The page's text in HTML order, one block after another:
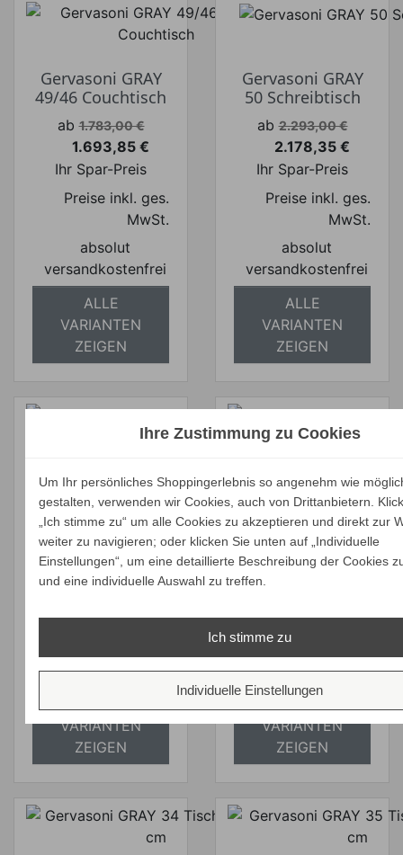
Gervasoni GRAY
49/46 Couchtisch
Verkaufspreis
ab 1.783,00 €
Preis
1.693,85 €
Ihr Spar-Preis
Preise inkl. ges.
MwSt.
absolut
versandkostenfrei
ALLE
VARIANTEN
ZEIGEN
Gervasoni GRAY
50 Schreibtisch
Verkaufspreis
ab 2.293,00 €
Preis
2.178,35 €
Ihr Spar-Preis
Preise inkl. ges.
MwSt.
absolut
versandkostenfrei
ALLE
VARIANTEN
ZEIGEN
Gervasoni GRAY
32 Tisch 140x140
Verkaufspreis
ab 3.751,00 €
Preis
3.563,45 €
Ihr Spar-Preis
MwSt.
versandkostenfrei
VARIANTEN
ZEIGEN
Gervasoni GRAY
33 Tisch 240x100
Verkaufspreis
ab 4.360,01 €
Preis
4.142,01 €
Ihr Spar-Preis
MwSt.
versandkostenfrei
VARIANTEN
ZEIGEN
Ihre Zustimmung zu Cookies
Um Ihr persönliches Shoppingerlebnis so angenehm wie
gestalten, verwenden wir Cookies, auch von Drittanbietern.
„Ich stimme zu“ um alle Cookies zu akzeptieren und direkt zur
weiter zu navigieren; oder klicken Sie unten auf „Individuelle
Einstellungen“, um eine detaillierte Beschreibung der Cookies
und eine individuelle Auswahl zu treffen.
Ich stimme zu
Individuelle Einstellungen